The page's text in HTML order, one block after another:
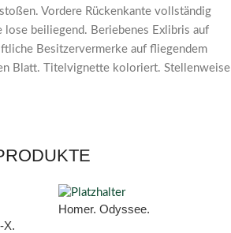
Vordere Rückenkante vollständig
lose beiliegend. Beriebenes Exlibris auf
Besitzervermerke auf fliegendem
Blatt. Titelvignette koloriert. Stellenweise
X.
Homer. Odyssee.